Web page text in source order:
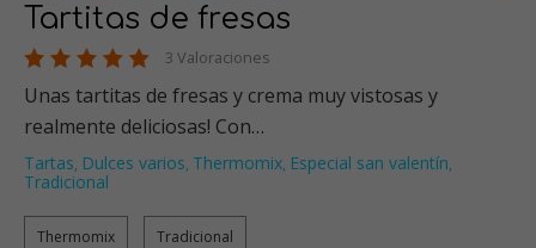
Tartitas de fresas
3 Valoraciones
Unas tartitas de fresas y crema muy vistosas y
realmente deliciosas! Con…
Tartas, Dulces varios, Thermomix, Especial san valentín,
Tradicional
Thermomix Tradicional